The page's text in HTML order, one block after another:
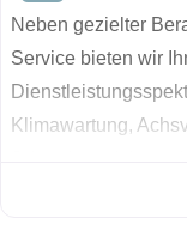
Neben gezielter
Service bieten wir
Klimawartung,
dauerhaft eine